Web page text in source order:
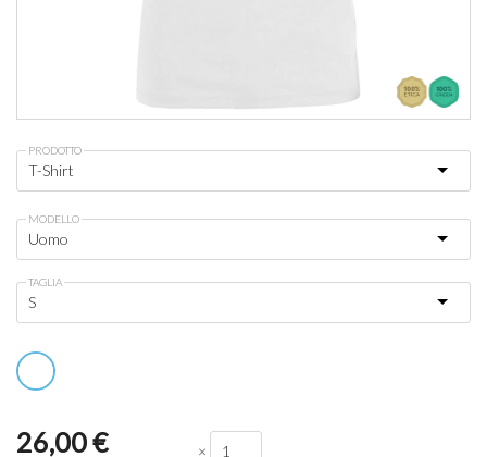
PRODOTTO
MODELLO
TAGLIA
26,00€ ×